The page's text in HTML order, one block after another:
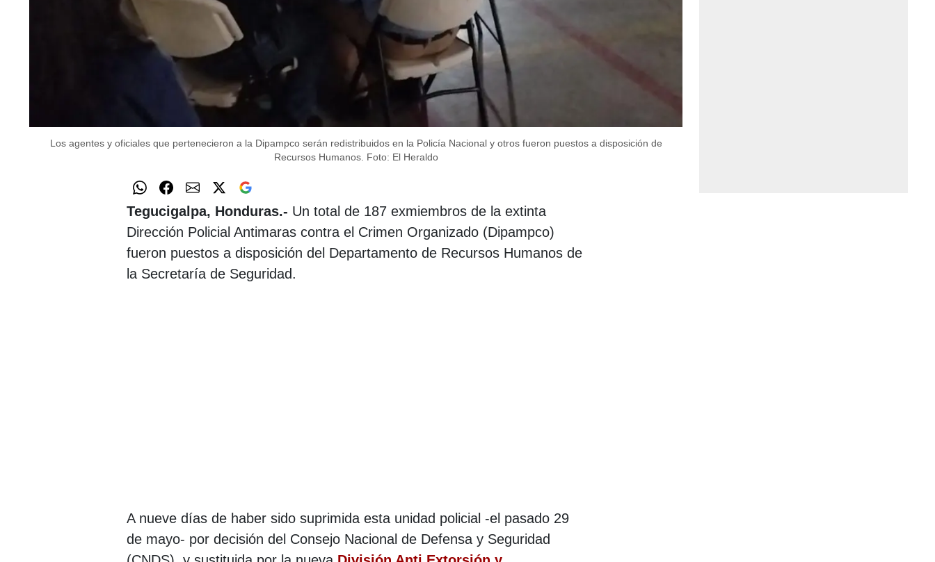
Los agentes y oficiales que pertenecieron a la Dipampco serán redistribuidos en la Policía Nacional y otros fueron puestos a disposición de
Recursos Humanos. Foto: El Heraldo
Tegucigalpa, Honduras.- Un total de 187 exmiembros de la extinta
Dirección Policial Antimaras contra el Crimen Organizado (Dipampco)
fueron puestos a disposición del Departamento de Recursos Humanos de
la Secretaría de Seguridad.
A nueve días de haber sido suprimida esta unidad policial -el pasado 29
de mayo- por decisión del Consejo Nacional de Defensa y Seguridad